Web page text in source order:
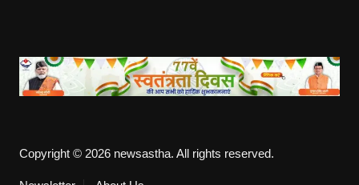
Copyright © 2026 newsastha. All rights reserved.